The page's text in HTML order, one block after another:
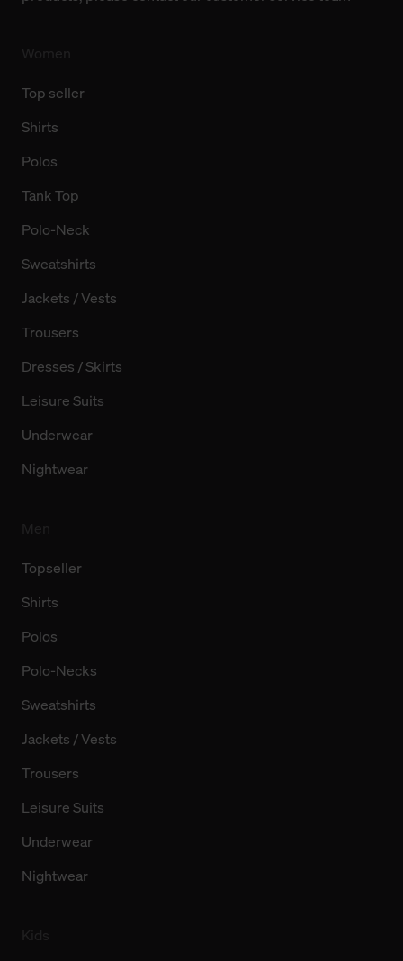
Top seller
Shirts
Polos
Tank Top
Polo-Neck
Sweatshirts
Jackets / Vests
Trousers
Dresses / Skirts
Leisure Suits
Underwear
Nightwear
Topseller
Shirts
Polos
Polo-Necks
Sweatshirts
Jackets / Vests
Trousers
Leisure Suits
Underwear
Nightwear